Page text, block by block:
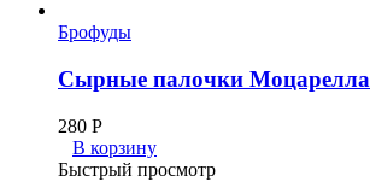
Брофуды
Сырные палочки Моцарелла
280 Р
В корзину
Быстрый просмотр